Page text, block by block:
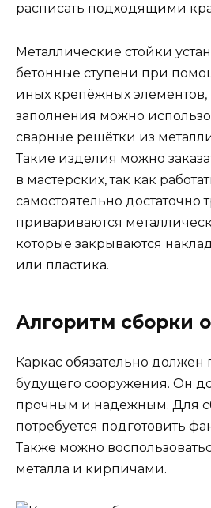
расписать подходящими
Металлические стойки
бетонные ступени при
иных крепёжных элементов,
заполнения можно
сварные решётки из
Такие изделия можно
в мастерских, так как
самостоятельно достаточно
привариваются
которые закрываются
или пластика.
Алгоритм сборки
Каркас обязательно должен
будущего сооружения. Он
прочным и надежным. Для
потребуется подготовить
Также можно
металла и кирпичами.